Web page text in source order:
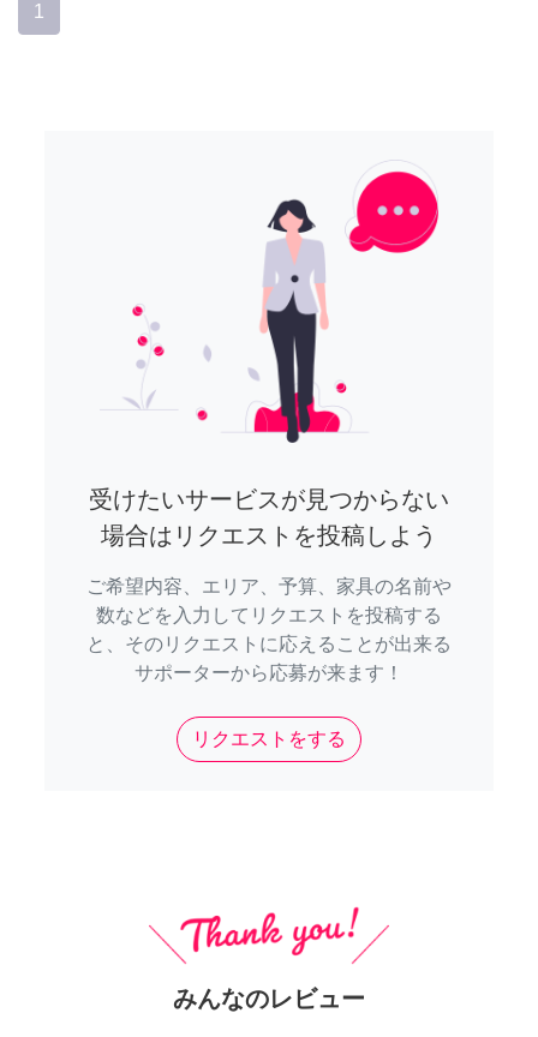
1
受けたいサービスが見つからない
場合はリクエストを投稿しよう
ご希望内容、エリア、予算、家具の名前や
数などを入力してリクエストを投稿する
と、そのリクエストに応えることが出来る
サポーターから応募が来ます！
リクエストをする
みんなのレビュー